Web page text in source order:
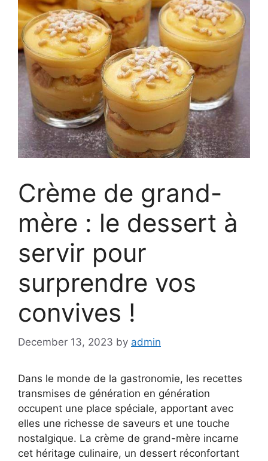
Crème de grand-
mère : le dessert à
servir pour
surprendre vos
convives !
December 13, 2023 by admin
Dans le monde de la gastronomie, les recettes
transmises de génération en génération
occupent une place spéciale, apportant avec
elles une richesse de saveurs et une touche
nostalgique. La crème de grand-mère incarne
cet héritage culinaire, un dessert réconfortant